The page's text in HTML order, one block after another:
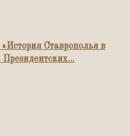
Ставрополья в